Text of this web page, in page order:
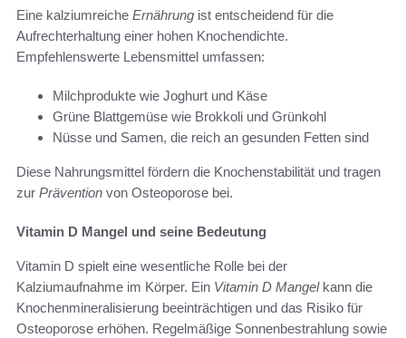
Eine kalziumreiche Ernährung ist entscheidend für die
Aufrechterhaltung einer hohen Knochendichte.
Empfehlenswerte Lebensmittel umfassen:
Milchprodukte wie Joghurt und Käse
Grüne Blattgemüse wie Brokkoli und Grünkohl
Nüsse und Samen, die reich an gesunden Fetten sind
Diese Nahrungsmittel fördern die Knochenstabilität und tragen
zur Prävention von Osteoporose bei.
Vitamin D Mangel und seine Bedeutung
Vitamin D spielt eine wesentliche Rolle bei der
Kalziumaufnahme im Körper. Ein Vitamin D Mangelkann die
Knochenmineralisierung beeinträchtigen und das Risiko für
Osteoporose erhöhen. Regelmäßige Sonnenbestrahlung sowie